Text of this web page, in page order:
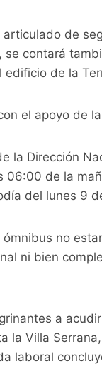
de
se contará
de la
el apoyo de
la Dirección
06:00 de la
del lunes 9
no
ni bien
a
la Villa
laboral